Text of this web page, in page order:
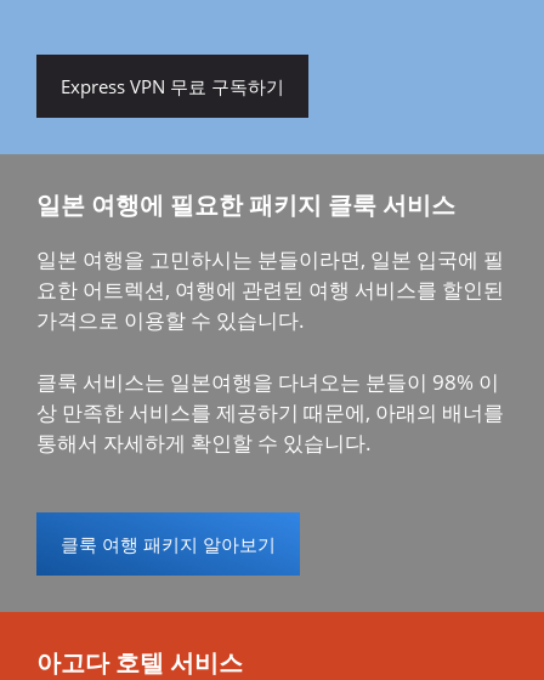
Express VPN 무료 구독하기
일본 여행에 필요한 패키지 클룩 서비스
일본 여행을 고민하시는 분들이라면, 일본 입국에 필
요한 어트렉션, 여행에 관련된 여행 서비스를 할인된
가격으로 이용할 수 있습니다.
클룩 서비스는 일본여행을 다녀오는 분들이 98% 이
상 만족한 서비스를 제공하기 때문에, 아래의 배너를
통해서 자세하게 확인할 수 있습니다.
클룩 여행 패키지 알아보기
아고다 호텔 서비스